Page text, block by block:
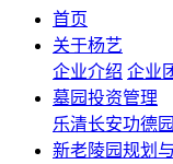
首页
关于杨艺
企业介绍 企业
墓园投资管理
乐清长安功德园
新老陵园规划